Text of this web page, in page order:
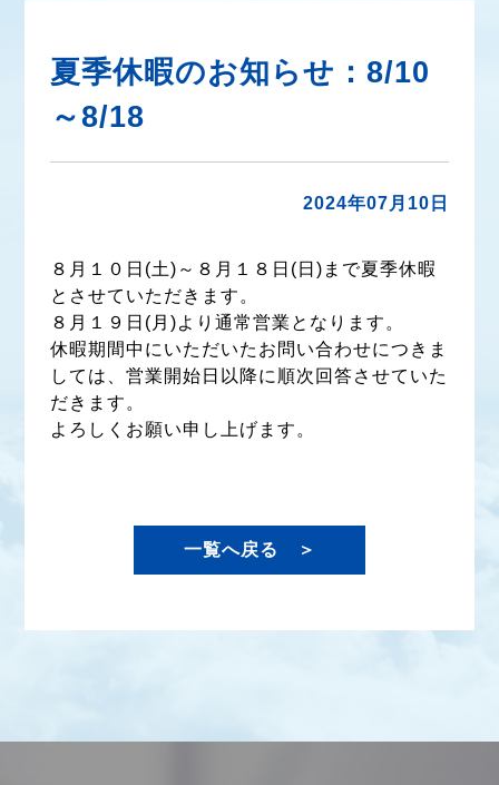
夏季休暇のお知らせ：8/10
～8/18
2024年07月10日
８月１０日(土)～８月１８日(日)まで夏季休暇
とさせていただきます。
８月１９日(月)より通常営業となります。
休暇期間中にいただいたお問い合わせにつきま
しては、営業開始日以降に順次回答させていた
だきます。
よろしくお願い申し上げます。
一覧へ戻る ＞